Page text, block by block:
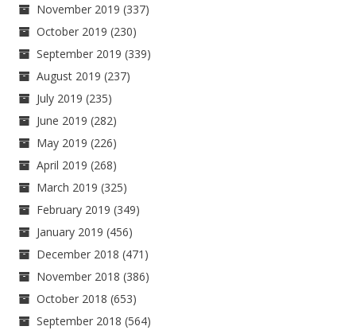
November 2019 (337)
October 2019 (230)
September 2019 (339)
August 2019 (237)
July 2019 (235)
June 2019 (282)
May 2019 (226)
April 2019 (268)
March 2019 (325)
February 2019 (349)
January 2019 (456)
December 2018 (471)
November 2018 (386)
October 2018 (653)
September 2018 (564)